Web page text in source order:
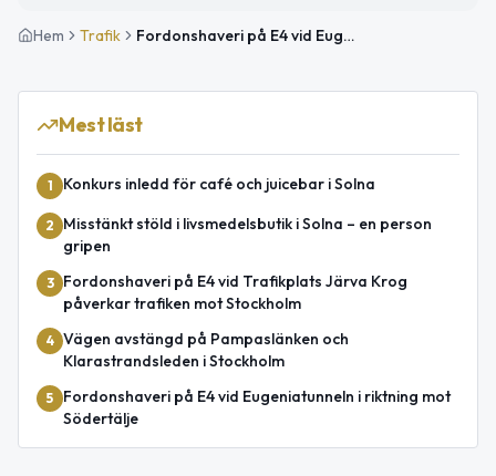
Hem Trafik Fordonshaveri på E4 vid Eugeniatunneln påverkar trafiken mot Södertälje
Mest läst
1 Konkurs inledd för café och juicebar i Solna
2
Misstänkt stöld i livsmedelsbutik i Solna – en person
gripen
3
Fordonshaveri på E4 vid Trafikplats Järva Krog
påverkar trafiken mot Stockholm
4 Vägen avstängd på Pampaslänken och
Klarastrandsleden i Stockholm
5
Fordonshaveri på E4 vid Eugeniatunneln i riktning mot
Södertälje